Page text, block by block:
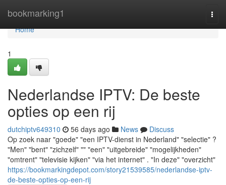
bookmarking1
Home
Home
1
Nederlandse IPTV: De beste
opties op een rij
dutchiptv649310 56 days ago News
Discuss
Op zoek naar "goede" "een IPTV-dienst in Nederland" "selectie" ?
"Men" "bent" "zichzelf" "" "een" "uitgebreide" "mogelijkheden"
"omtrent" "televisie kijken" "via het internet" . "In deze" "overzicht"
https://bookmarkingdepot.com/story21539585/nederlandse-iptv-
de-beste-opties-op-een-rij